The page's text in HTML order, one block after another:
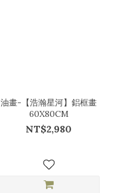
油畫-【浩瀚星河】鋁框畫
60X80CM
NT$2,980